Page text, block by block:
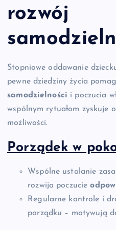
rozwój
Stopniowe oddawanie
pewne dziedziny życia
samodzielności i poczucia
wspólnym rytuałom zyskuje
możliwości.
Porządek w
Wspólne ustalanie
rozwija poczucie
Regularne kontrole i
porządku – motywują